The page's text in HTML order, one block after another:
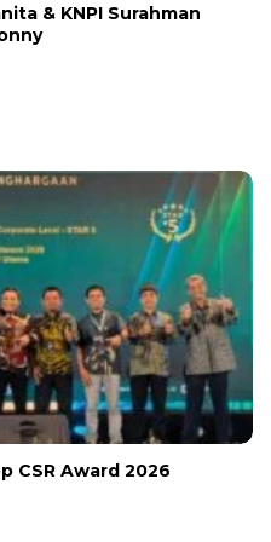
& KNPI Surahman
CSR Award 2026